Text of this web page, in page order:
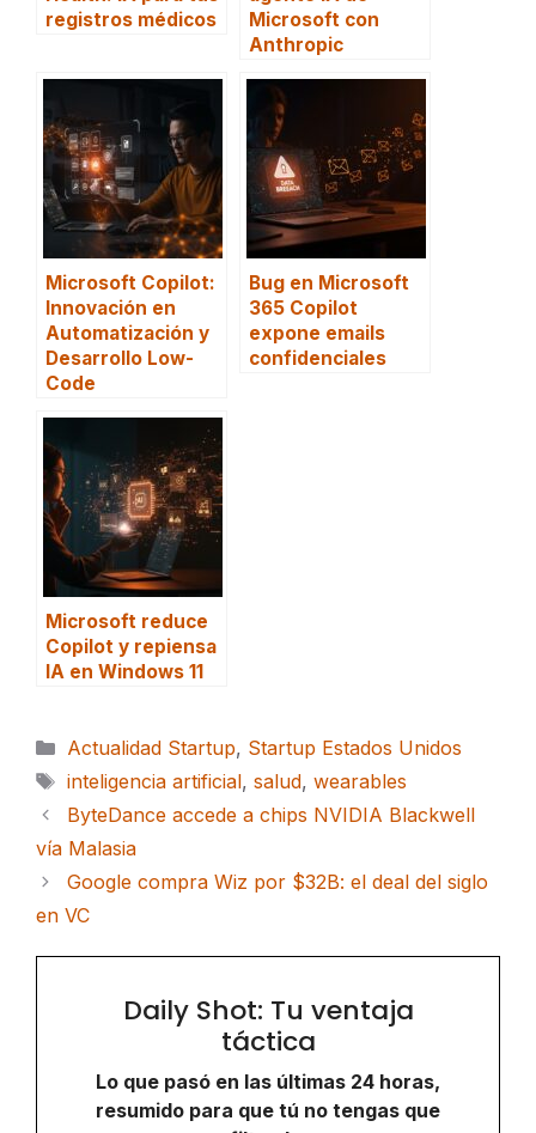
registros médicos
Microsoft con
Anthropic
Microsoft Copilot:
Innovación en
Automatización y
Desarrollo Low-
Code
Bug en Microsoft
365 Copilot
expone emails
confidenciales
Microsoft reduce
Copilot y repiensa
IA en Windows 11
Categorías
Actualidad Startup, Startup Estados Unidos
Etiquetas
inteligencia artificial, salud, wearables
ByteDance accede a chips NVIDIA Blackwell
vía Malasia
Google compra Wiz por $32B: el deal del siglo
en VC
Daily Shot: Tu ventaja
táctica
Lo que pasó en las últimas 24 horas,
resumido para que tú no tengas que